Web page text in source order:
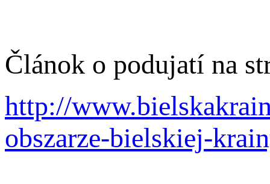
Článok o podujatí na
http://
obszarze-bielskiej-